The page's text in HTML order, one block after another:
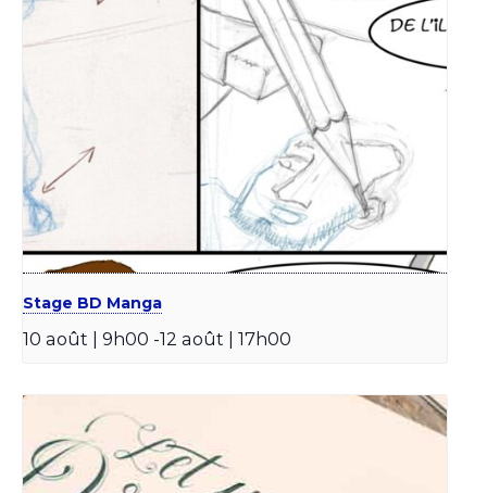
Stage BD Manga
10 août | 9h00 -12 août | 17h00